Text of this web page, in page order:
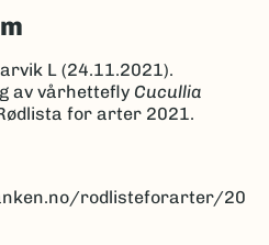
L (24.11.2021).
av vårhettefly Cucullia
for arter 2021.
rodlisteforarter/20